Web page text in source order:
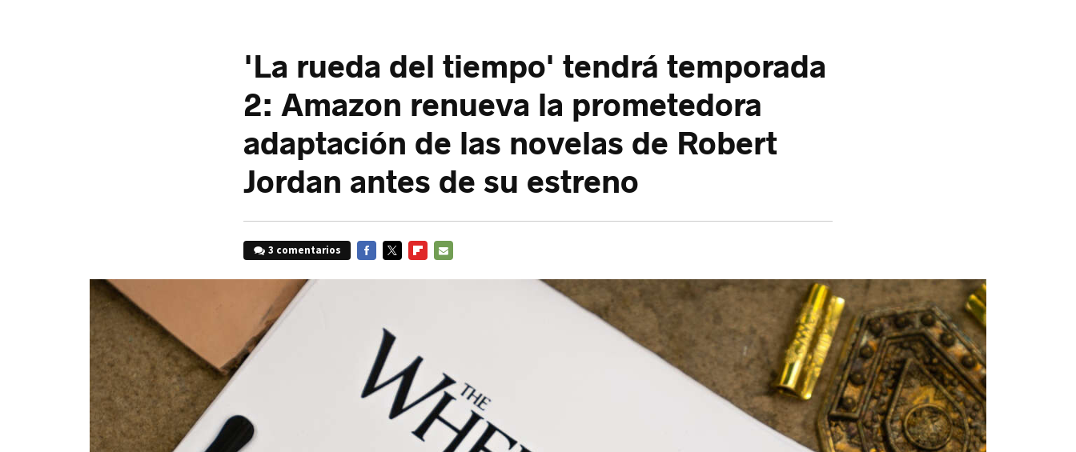
'La rueda del tiempo' tendrá temporada
2: Amazon renueva la prometedora
adaptación de las novelas de Robert
Jordan antes de su estreno
3 comentarios